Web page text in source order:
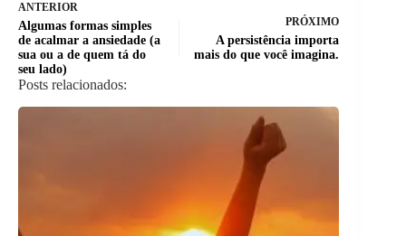
ANTERIOR
Algumas formas simples
de acalmar a ansiedade (a
sua ou a de quem tá do
seu lado)
PRÓXIMO
A persistência importa
mais do que você imagina.
Posts relacionados: